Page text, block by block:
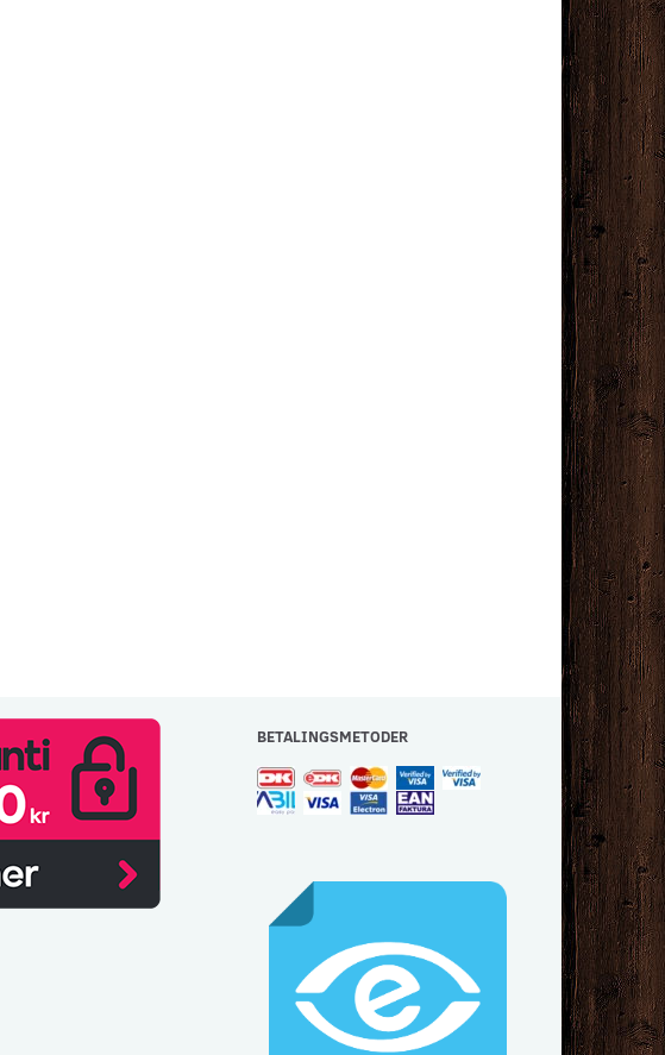
BETALINGSMETODER